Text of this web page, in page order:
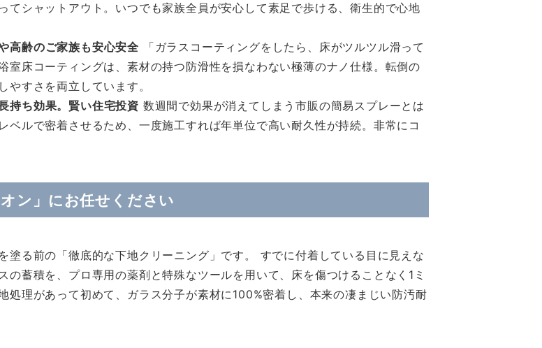
てシャットアウト。いつでも家族全員が安心して素足で歩ける、衛生的で心地
高齢のご家族も安心安全 「ガラスコーティングをしたら、床がツルツル滑って
室床コーティングは、素材の持つ防滑性を損なわない極薄のナノ仕様。転倒の
やすさを両立しています。
持ち効果。賢い住宅投資 数週間で効果が消えてしまう市販の簡易スプレーとは
ルで密着させるため、一度施工すれば年単位で高い耐久性が持続。非常にコ
ン」にお任せください
塗る前の「徹底的な下地クリーニング」です。 すでに付着している目に見えな
蓄積を、プロ専用の薬剤と特殊なツールを用いて、床を傷つけることなく1ミ
処理があって初めて、ガラス分子が素材に100%密着し、本来の凄まじい防汚耐